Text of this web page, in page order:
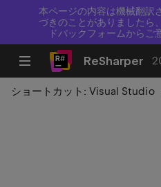
本ページの内容は機械翻訳
づきのことがありましたら
ドバックフォームからご
ReSharper
ショートカット:Visual Studio